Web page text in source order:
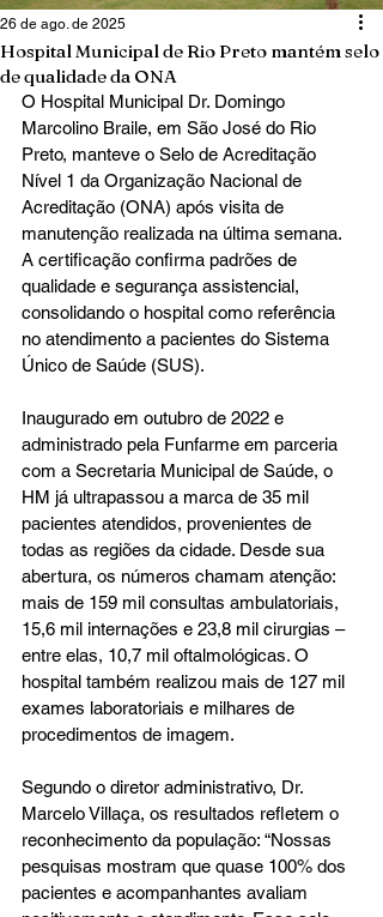
Hospital Municipal de Rio Preto mantém selo
de qualidade da ONA
26 de ago. de 2025
O Hospital Municipal Dr. Domingo
Marcolino Braile, em São José do Rio
Preto, manteve o Selo de Acreditação
Nível 1 da Organização Nacional de
Acreditação (ONA) após visita de
manutenção realizada na última semana.
A certificação confirma padrões de
qualidade e segurança assistencial,
consolidando o hospital como referência
no atendimento a pacientes do Sistema
Único de Saúde (SUS).
Inaugurado em outubro de 2022 e
administrado pela Funfarme em parceria
com a Secretaria Municipal de Saúde, o
HM já ultrapassou a marca de 35 mil
pacientes atendidos, provenientes de
todas as regiões da cidade. Desde sua
abertura, os números chamam atenção:
mais de 159 mil consultas ambulatoriais,
15,6 mil internações e 23,8 mil cirurgias –
entre elas, 10,7 mil oftalmológicas. O
hospital também realizou mais de 127 mil
exames laboratoriais e milhares de
procedimentos de imagem.
Segundo o diretor administrativo, Dr.
Marcelo Villaça, os resultados refletem o
reconhecimento da população: “Nossas
pesquisas mostram que quase 100% dos
pacientes e acompanhantes avaliam